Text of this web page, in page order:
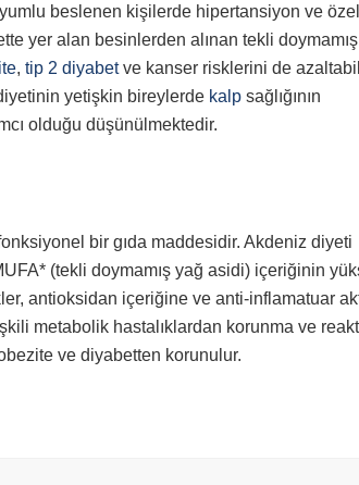
beslenen kişilerde hipertansiyon ve
yer alan besinlerden alınan tekli
, tip 2 diyabetve kanser risklerini de
yetişkin bireylerde kalp sağlığının
olduğu düşünülmektedir.
bir gıda maddesidir. Akdeniz diyeti
(tekli doymamış yağ asidi) içeriğinin
antioksidan içeriğine ve anti-inflamatuar
metabolik hastalıklardan korunma ve
ve diyabetten korunulur.